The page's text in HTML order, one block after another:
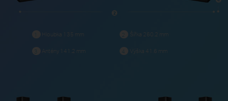
Hloubka 135 mm 2 Šířka 260.2 mm
3 Antény 141.2 mm 4 Výška 41.6 mm